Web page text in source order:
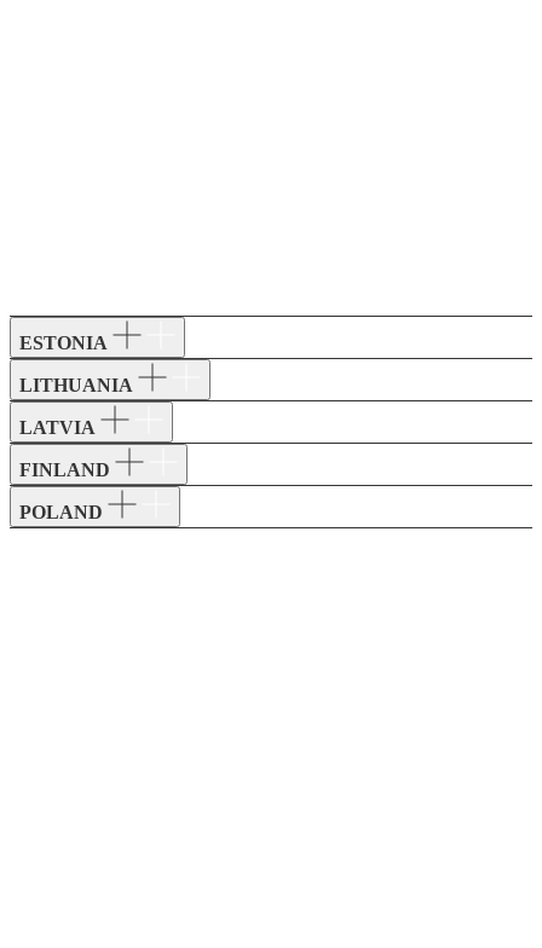
ESTONIA
LITHUANIA
LATVIA
FINLAND
POLAND